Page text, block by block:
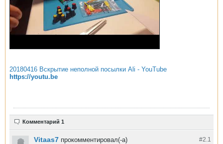
20180416 Вскрытие неполной посылки Ali - YouTube
https://youtu.be
Комментарий 1
#2.1
Vitaas7 прокомментировал(-а)